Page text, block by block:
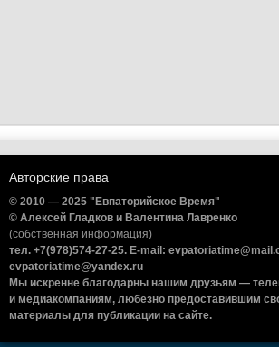
Авторские права
© 2010 — 2025 "Евпаторийское Время"
© Алексей Гладков и Валентина Лавренко
(собственная информация)
тел. +7(978)574-27-25. E-mail:
evpatoriatime@yandex.ru
Мы искренне благодарны нашим друзьям —
и медиакомпаниям, любезно предоставившим
материалы для публикации на сайте.